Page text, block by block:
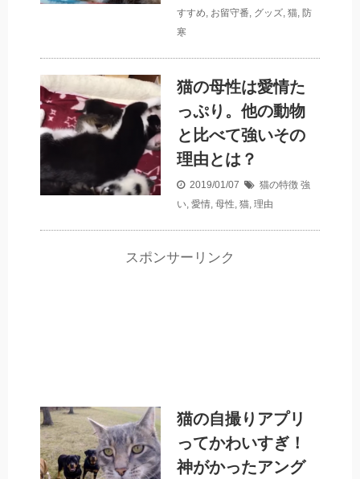
すすめ, お留守番, グッズ, 猫, 防
寒
猫の母性は愛情た
っぷり。他の動物
と比べて強いその
理由とは？
2019/01/07 猫の特徴 強
い, 愛情, 母性, 猫, 理由
スポンサーリンク
猫の自撮りアプリ
ってかわいすぎ！
神がかったアング